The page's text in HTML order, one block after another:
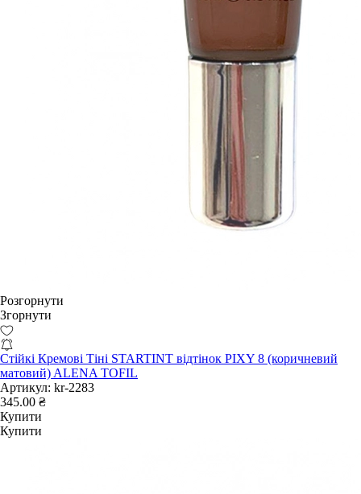
Розгорнути
Згорнути
Стійкі Кремові Тіні STARTINT відтінок PIXY 8 (коричневий
матовий) ALENA TOFIL
Артикул: kr-2283
345.00 ₴
Купити
Купити